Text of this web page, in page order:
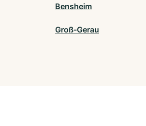
Bensheim
Groß-Gerau